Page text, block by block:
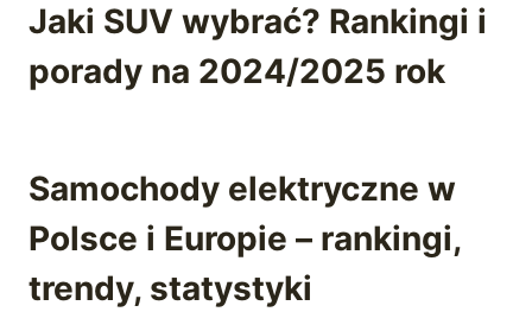
Jaki SUV wybrać? Rankingi i
porady na 2024/2025 rok
Samochody elektryczne w
Polsce i Europie – rankingi,
trendy, statystyki